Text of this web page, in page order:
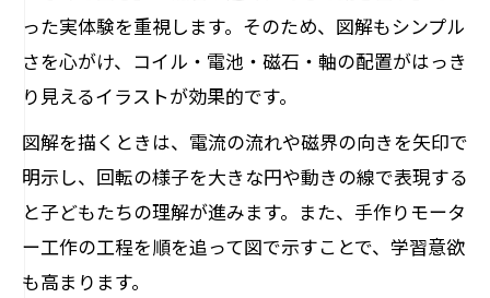
った実体験を重視します。そのため、図解もシンプル
さを心がけ、コイル・電池・磁石・軸の配置がはっき
り見えるイラストが効果的です。
図解を描くときは、電流の流れや磁界の向きを矢印で
明示し、回転の様子を大きな円や動きの線で表現する
と子どもたちの理解が進みます。また、手作りモータ
ー工作の工程を順を追って図で示すことで、学習意欲
も高まります。